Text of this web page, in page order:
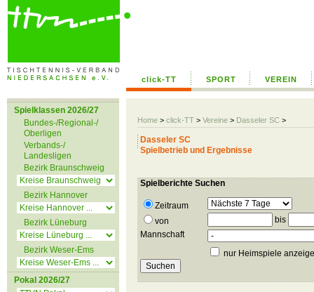
click-TT SPORT VEREIN
Home > click-TT > Vereine > Dasseler SC >
Spielklassen 2026/27
Bundes-/Regional-/
Oberligen
Verbands-/
Landesligen
Bezirk Braunschweig
Bezirk Hannover
Bezirk Lüneburg
Bezirk Weser-Ems
Pokal 2026/27
Dasseler SC
Spielbetrieb und Ergebnisse
Spielberichte Suchen
Zeitraum
von
bis
Mannschaft
nur Heimspiele